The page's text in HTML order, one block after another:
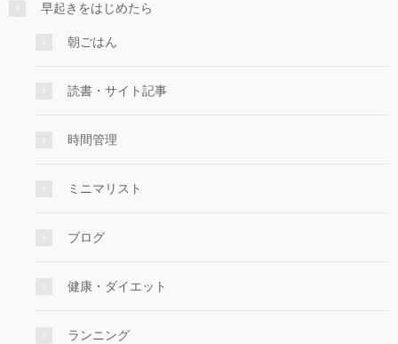
早起きをはじめたら
朝ごはん
読書・サイト記事
時間管理
ミニマリスト
ブログ
健康・ダイエット
ランニング